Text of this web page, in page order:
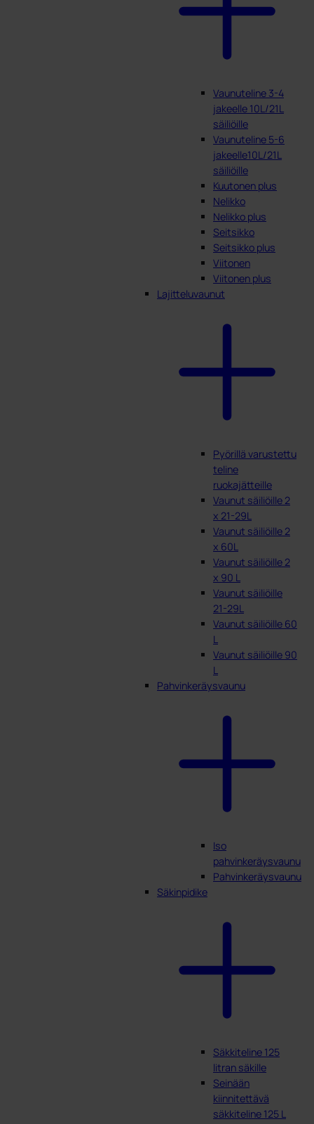
Vaunuteline 3-4
jakeelle 10L/21L
säiliöille
Vaunuteline 5-6
jakeelle10L/21L
säiliöille
Kuutonen plus
Nelikko
Nelikko plus
Seitsikko
Seitsikko plus
Viitonen
Viitonen plus
Lajitteluvaunut
Pyörillä varustettu
teline
ruokajätteille
Vaunut säiliöille 2
x 21-29L
Vaunut säiliöille 2
x 60L
Vaunut säiliöille 2
x 90 L
Vaunut säiliöille
21-29L
Vaunut säiliöille 60
L
Vaunut säiliöille 90
L
Pahvinkeräysvaunu
Iso
pahvinkeräysvaunu
Pahvinkeräysvaunu
Säkinpidike
Säkkiteline 125
litran säkille
Seinään
kiinnitettävä
säkkiteline 125 L